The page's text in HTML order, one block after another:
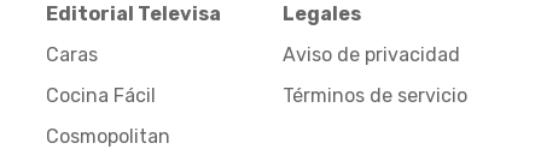
Editorial Televisa
Caras
Cocina Fácil
Cosmopolitan
Legales
Aviso de privacidad
Términos de servicio